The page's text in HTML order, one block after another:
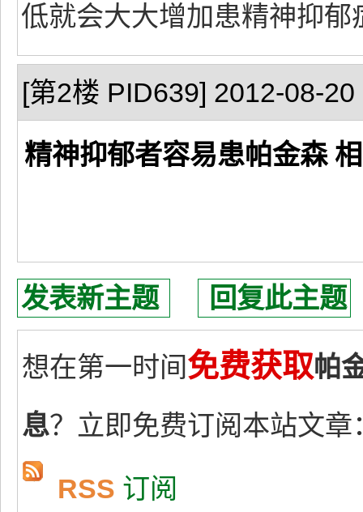
低就会大大增加患精神抑
[第2楼 PID639] 2012-08-20
精神抑郁者容易患帕金森
发表新主题 回复此主题
想在第一时间免费获取帕
息？立即免费订阅本站文章
RSS 订阅